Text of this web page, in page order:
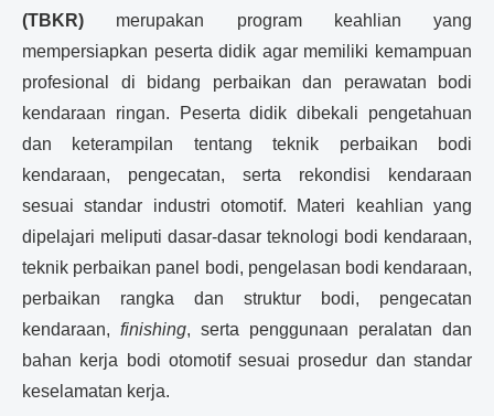
(TBKR) merupakan program keahlian yang
mempersiapkan peserta didik agar memiliki kemampuan
profesional di bidang perbaikan dan perawatan bodi
kendaraan ringan. Peserta didik dibekali pengetahuan
dan keterampilan tentang teknik perbaikan bodi
kendaraan, pengecatan, serta rekondisi kendaraan
sesuai standar industri otomotif. Materi keahlian yang
dipelajari meliputi dasar-dasar teknologi bodi kendaraan,
teknik perbaikan panel bodi, pengelasan bodi kendaraan,
perbaikan rangka dan struktur bodi, pengecatan
kendaraan, finishing, serta penggunaan peralatan dan
bahan kerja bodi otomotif sesuai prosedur dan standar
keselamatan kerja.